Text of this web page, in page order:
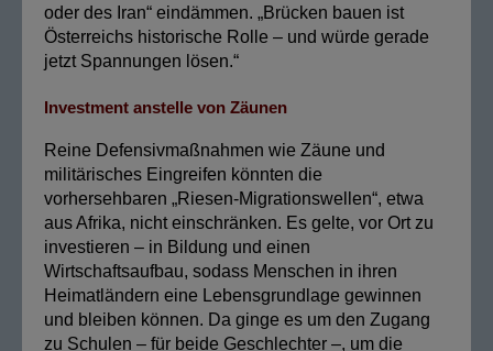
oder des Iran“ eindämmen. „Brücken bauen ist
Österreichs historische Rolle – und würde gerade
jetzt Spannungen lösen.“
Investment anstelle von Zäunen
Reine Defensivmaßnahmen wie Zäune und
militärisches Eingreifen könnten die
vorhersehbaren „Riesen-Migrationswellen“, etwa
aus Afrika, nicht einschränken. Es gelte, vor Ort zu
investieren – in Bildung und einen
Wirtschaftsaufbau, sodass Menschen in ihren
Heimatländern eine Lebensgrundlage gewinnen
und bleiben können. Da ginge es um den Zugang
zu Schulen – für beide Geschlechter –, um die